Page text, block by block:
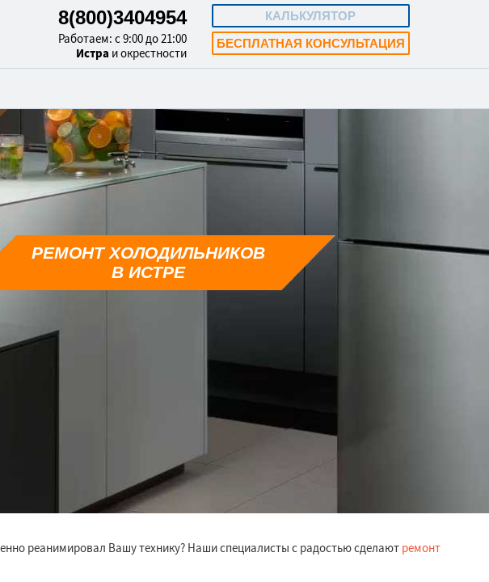
КАЛЬКУЛЯТОР
БЕСПЛАТНАЯ КОНСУЛЬТАЦИЯ
8(800)3404954
Работаем: с 9:00 до 21:00
Истра и окрестности
РЕМОНТ ХОЛОДИЛЬНИКОВ
В ИСТРЕ
реанимировал Вашу технику? Наши специалисты с радостью сделают ремонт